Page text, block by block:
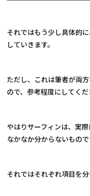
それではもう少し具体的
していきます。
ただし、これは筆者が両
ので、参考程度にしてくだ
やはりサーフィンは、実
なかなか分からないもので
それではそれぞれ項目を分